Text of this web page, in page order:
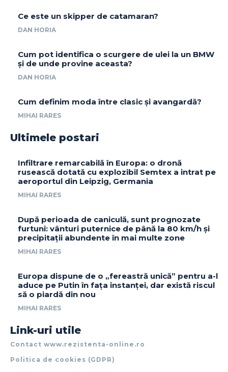
Ce este un skipper de catamaran?
DAN HORIA
Cum pot identifica o scurgere de ulei la un BMW
și de unde provine aceasta?
DAN HORIA
Cum definim moda între clasic și avangardă?
MIHAI RARES
Ultimele postari
Infiltrare remarcabilă în Europa: o dronă
rusească dotată cu explozibil Semtex a intrat pe
aeroportul din Leipzig, Germania
MIHAI RARES
După perioada de caniculă, sunt prognozate
furtuni: vânturi puternice de până la 80 km/h și
precipitații abundente în mai multe zone
MIHAI RARES
Europa dispune de o „fereastră unică” pentru a-l
aduce pe Putin în fața instanței, dar există riscul
să o piardă din nou
MIHAI RARES
Link-uri utile
Contact www.rezistenta-online.ro
Politica de cookies (GDPR)